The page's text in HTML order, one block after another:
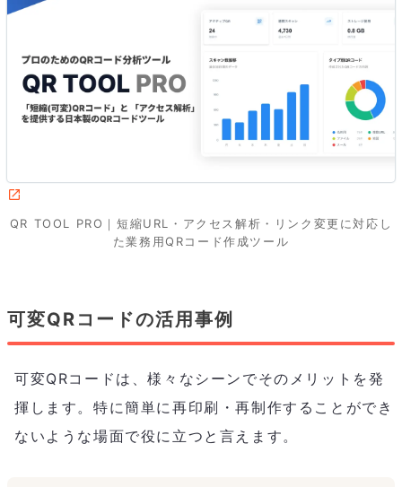
QR TOOL PRO｜短縮URL・アクセス解析・リンク変更に対応し
た業務用QRコード作成ツール
可変QRコードの活用事例
可変QRコードは、様々なシーンでそのメリットを発
揮します。特に簡単に再印刷・再制作することができ
ないような場面で役に立つと言えます。